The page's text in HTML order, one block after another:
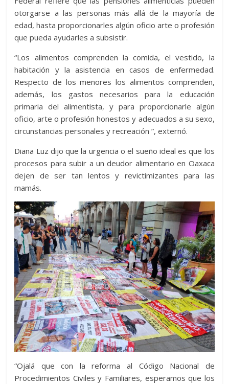
otorgarse a las personas más allá de la mayoría de
edad, hasta proporcionarles algún oficio arte o profesión
que pueda ayudarles a subsistir.
“Los alimentos comprenden la comida, el vestido, la
habitación y la asistencia en casos de enfermedad.
Respecto de los menores los alimentos comprenden,
además, los gastos necesarios para la educación
primaria del alimentista, y para proporcionarle algún
oficio, arte o profesión honestos y adecuados a su sexo,
circunstancias personales y recreación ”, externó.
Diana Luz dijo que la urgencia o el sueño ideal es que los
procesos para subir a un deudor alimentario en Oaxaca
dejen de ser tan lentos y revictimizantes para las
mamás.
“Ojalá que con la reforma al Código Nacional de
Procedimientos Civiles y Familiares, esperamos que los